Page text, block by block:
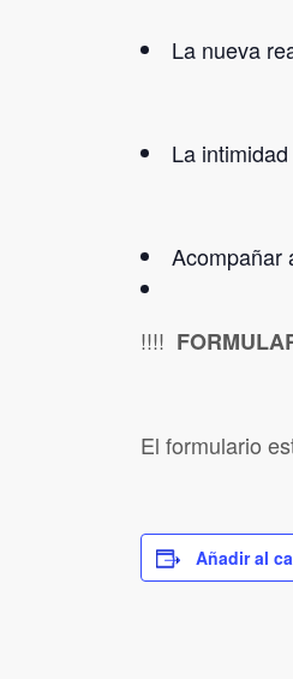
La nueva
La
Acompañar
!!!!
El formulario
Añadir al